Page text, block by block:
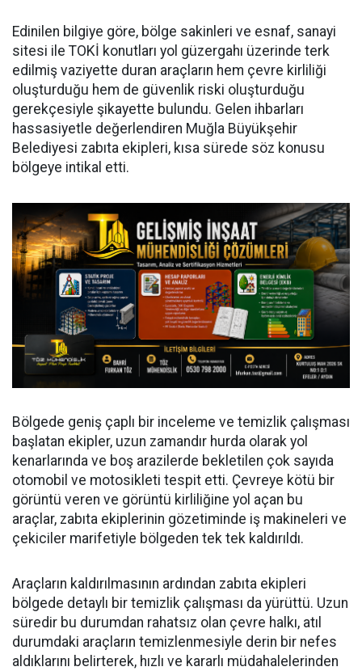
Edinilen bilgiye göre, bölge sakinleri ve esnaf, sanayi
sitesi ile TOKİ konutları yol güzergahı üzerinde terk
edilmiş vaziyette duran araçların hem çevre kirliliği
oluşturduğu hem de güvenlik riski oluşturduğu
gerekçesiyle şikayette bulundu. Gelen ihbarları
hassasiyetle değerlendiren Muğla Büyükşehir
Belediyesi zabıta ekipleri, kısa sürede söz konusu
bölgeye intikal etti.
Bölgede geniş çaplı bir inceleme ve temizlik çalışması
başlatan ekipler, uzun zamandır hurda olarak yol
kenarlarında ve boş arazilerde bekletilen çok sayıda
otomobil ve motosikleti tespit etti. Çevreye kötü bir
görüntü veren ve görüntü kirliliğine yol açan bu
araçlar, zabıta ekiplerinin gözetiminde iş makineleri ve
çekiciler marifetiyle bölgeden tek tek kaldırıldı.
Araçların kaldırılmasının ardından zabıta ekipleri
bölgede detaylı bir temizlik çalışması da yürüttü. Uzun
süredir bu durumdan rahatsız olan çevre halkı, atıl
durumdaki araçların temizlenmesiyle derin bir nefes
aldıklarını belirterek, hızlı ve kararlı müdahalelerinden